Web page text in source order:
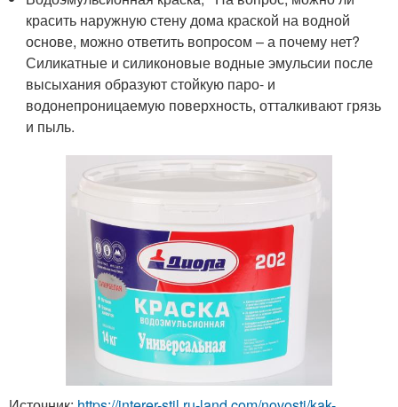
красить наружную стену дома краской на водной
основе, можно ответить вопросом – а почему нет?
Силикатные и силиконовые водные эмульсии после
высыхания образуют стойкую паро- и
водонепроницаемую поверхность, отталкивают грязь
и пыль.